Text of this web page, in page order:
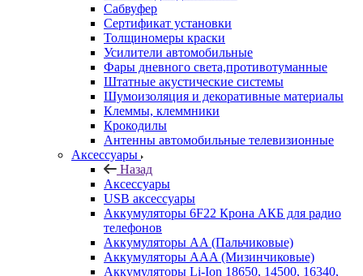
Сабвуфер
Сертификат установки
Толщиномеры краски
Усилители автомобильные
Фары дневного света,противотуманные
Штатные акустические системы
Шумоизоляция и декоративные материалы
Клеммы, клеммники
Крокодилы
Антенны автомобильные телевизионные
Аксессуары
Назад
Аксессуары
USB аксессуары
Аккумуляторы 6F22 Крона АКБ для радио
телефонов
Аккумуляторы AA (Пальчиковые)
Аккумуляторы AAA (Мизинчиковые)
Аккумуляторы Li-Ion 18650, 14500, 16340,